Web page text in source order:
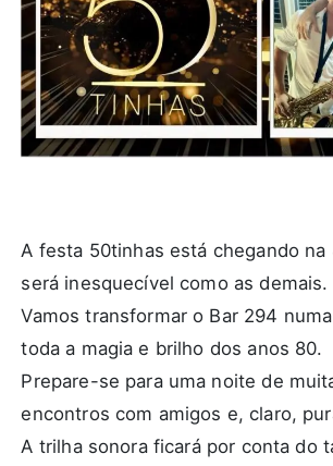
A festa 50tinhas está chegando na
será inesquecível como as demais.
Vamos transformar o Bar 294
toda a magia e brilho dos anos 80.
Prepare-se para uma noite de
encontros com amigos e, claro,
A trilha sonora ficará por conta do